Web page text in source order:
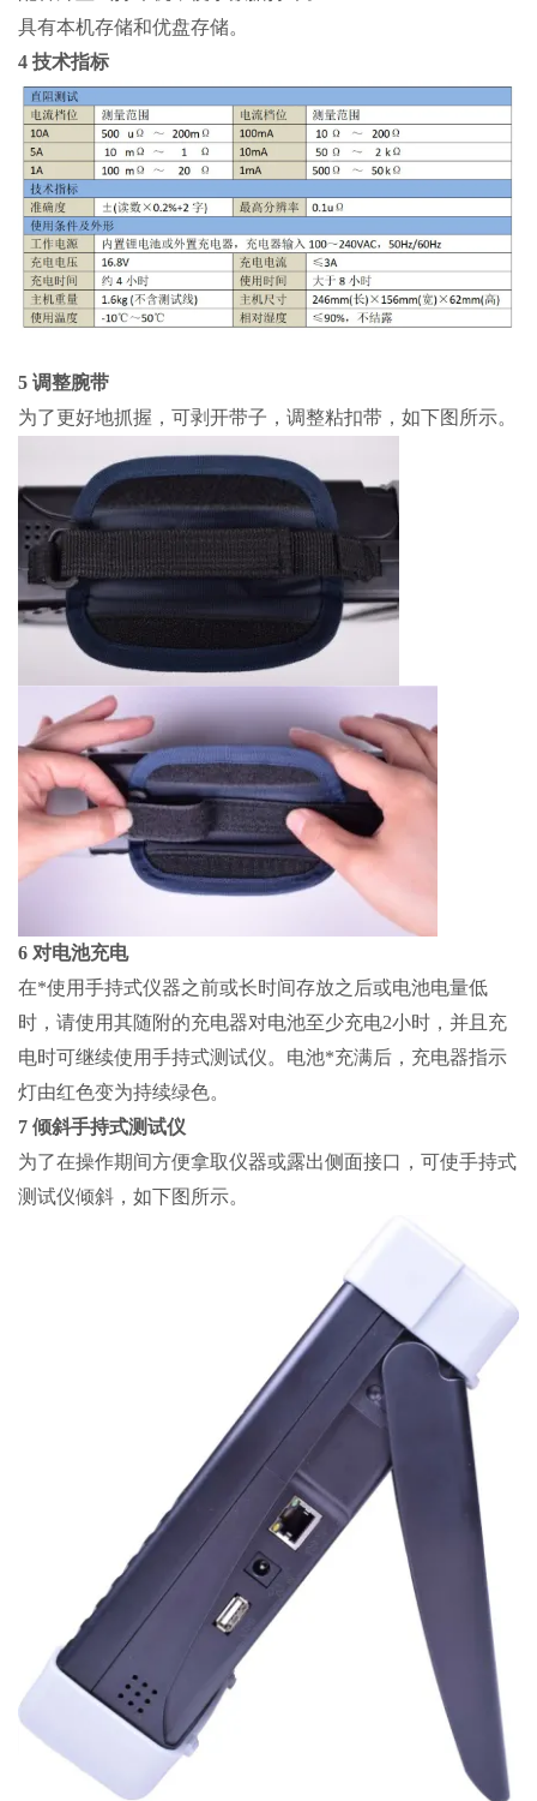
具有本机存储和优盘存储。
4 技术指标
5 调整腕带
为了更好地抓握，可剥开带子，调整粘扣带，如下图所示。
6 对电池充电
在*使用手持式仪器之前或长时间存放之后或电池电量低
时，请使用其随附的充电器对电池至少充电2小时，并且充
电时可继续使用手持式测试仪。电池*充满后，充电器指示
灯由红色变为持续绿色。
7 倾斜手持式测试仪
为了在操作期间方便拿取仪器或露出侧面接口，可使手持式
测试仪倾斜，如下图所示。